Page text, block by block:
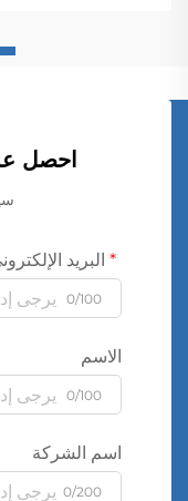
احصل
البريد
0/100
الاسم
0/100
اسم الشركة
0/200